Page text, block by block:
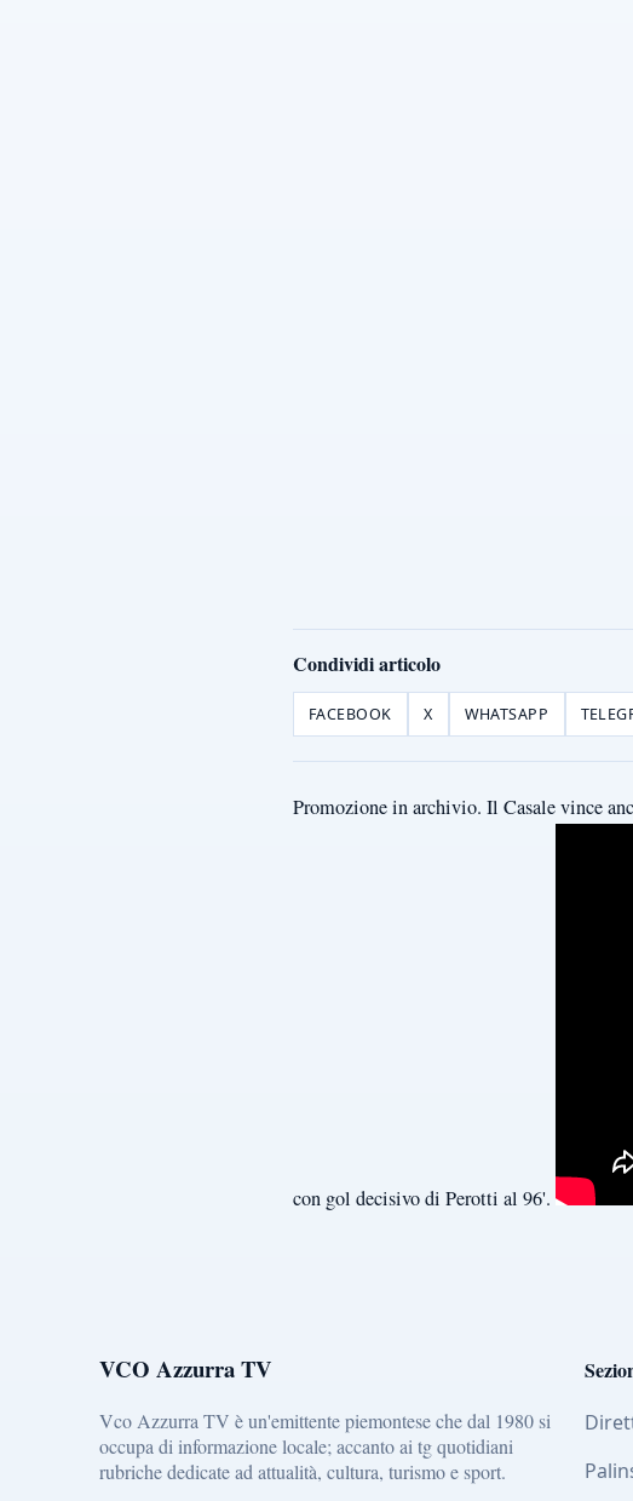
Condividi articolo
FACEBOOK X WHATSAPP
Promozione in archivio. Il Casale vince
con gol decisivo di Perotti al 96'.
VCO Azzurra TV
Vco Azzurra TV è un'emittente piemontese che dal 1980 si
occupa di informazione locale; accanto ai tg quotidiani
rubriche dedicate ad attualità, cultura, turismo e sport.